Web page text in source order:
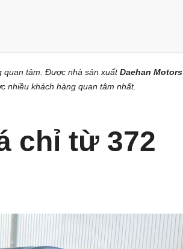
quan tâm. Được nhà sản xuấtDaehan Motors
nhiều khách hàng quan tâm nhất.
chỉ từ 372